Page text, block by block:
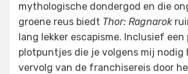
mythologische dondergod en die
groene reus biedt Thor: Ragnarok
lang lekker escapisme. Inclusief een
plotpuntjes die je volgens mij nodig
vervolg van de franchisereis door